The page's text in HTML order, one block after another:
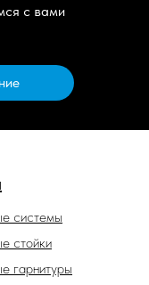
с вами
гарнитуры
системы
стойки